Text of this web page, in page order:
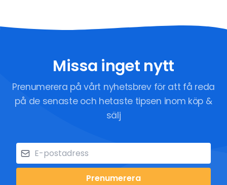
Missa inget nytt
Prenumerera på vårt nyhetsbrev för att få reda
på de senaste och hetaste tipsen inom köp &
sälj
Prenumerera